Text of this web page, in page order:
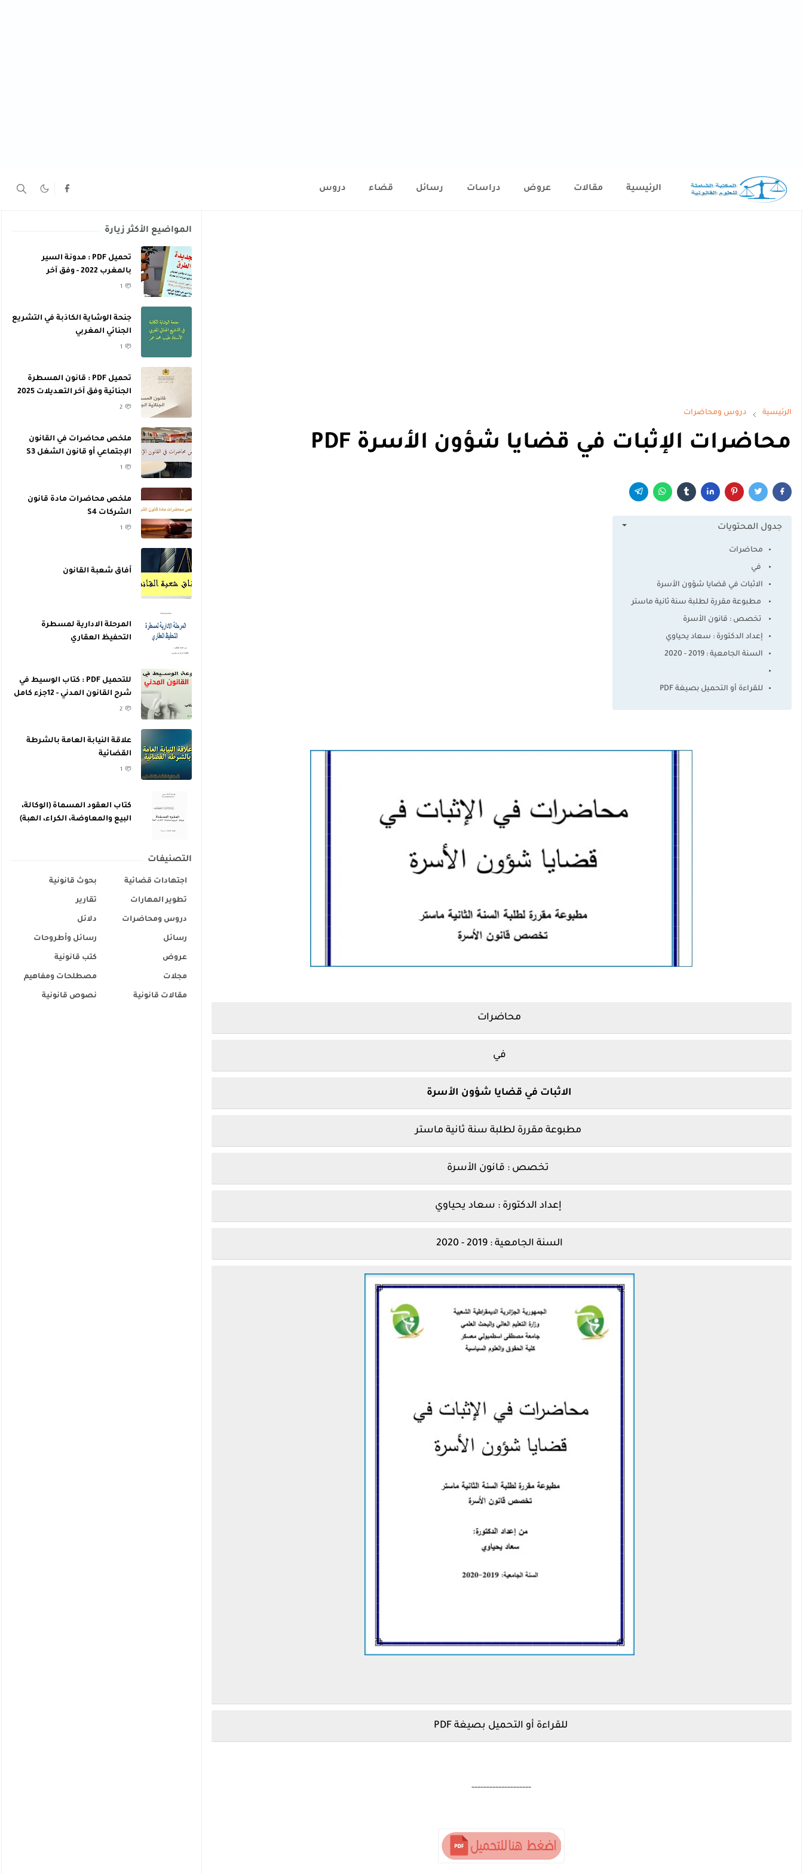
الرئيسية مقالات عروض دراسات رسائل قضاء دروس
الرئيسية دروس ومحاضرات
محاضرات الإثبات في قضايا شؤون الأسرة PDF
جدول المحتويات
محاضرات
في
الاثبات في قضايا شؤون الأسرة
مطبوعة مقررة لطلبة سنة ثانية ماستر
تخصص : قانون الأسرة
إعداد الدكتورة : سعاد يحياوي
السنة الجامعية : 2019 - 2020
للقراءة أو التحميل بصيغة PDF
محاضرات
في
الاثبات في قضايا شؤون الأسرة
مطبوعة مقررة لطلبة سنة ثانية ماستر
تخصص : قانون الأسرة
: سعاد يحياوي
السنة الجامعية : 2019 - 2020
للقراءة أو التحميل بصيغة PDF
--------------------
المواضيع الأكثر زيارة
تحميل PDF : مدونة السير
بالمغرب 2022 - وفق آخر
التعديلات
1
جنحة الوشاية الكاذبة في التشريع
الجنائي المغربي
1
تحميل PDF : قانون المسطرة
الجنائية وفق آخر التعديلات 2025
2
ملخص محاضرات في القانون
الإجتماعي أو قانون الشغل S3
1
ملخص محاضرات مادة قانون
الشركات S4
1
أفاق شعبة القانون
المرحلة الادارية لمسطرة
التحفيظ العقاري
للتحميل PDF : كتاب الوسيط في
شرح القانون المدني - 12جزء كامل
- للدكتور عبد الرازق السنهوري
2
علاقة النيابة العامة بالشرطة
القضائية
1
كتاب العقود المسماة (الوكالة،
البيع والمعاوضة، الكراء، الهبة)
التصنيفات
اجتهادات قضائية بحوث قانونية
تطوير المهارات تقارير
دروس ومحاضرات دلائل
رسائل رسائل وأطروحات
عروض كتب قانونية
مجلات مصطلحات ومفاهيم
مقالات قانونية نصوص قانونية